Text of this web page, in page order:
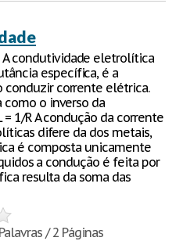
A condutividade eletrolítica
específica, é a
conduzir corrente elétrica.
o inverso da
1/R A condução da corrente
difere da dos metais,
é composta unicamente
a condução é feita por
resulta da soma das
/ 2 Páginas